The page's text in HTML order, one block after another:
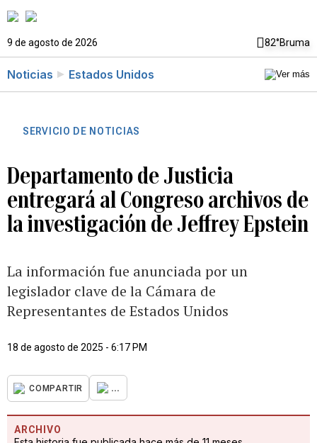
9 de agosto de 2026 82°Bruma
Noticias Estados Unidos
SERVICIO DE NOTICIAS
Departamento de Justicia
entregará al Congreso archivos de
la investigación de Jeffrey Epstein
La información fue anunciada por un
legislador clave de la Cámara de
Representantes de Estados Unidos
18 de agosto de 2025 - 6:17 PM
COMPARTIR ...
ARCHIVO